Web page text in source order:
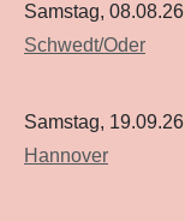
Samstag, 08.08.26
Schwedt/Oder
Samstag, 19.09.26
Hannover